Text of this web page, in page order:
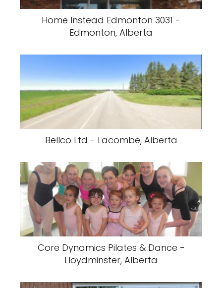
Home Instead Edmonton 3031 -
Edmonton, Alberta
Bellco Ltd - Lacombe, Alberta
Core Dynamics Pilates & Dance -
Lloydminster, Alberta